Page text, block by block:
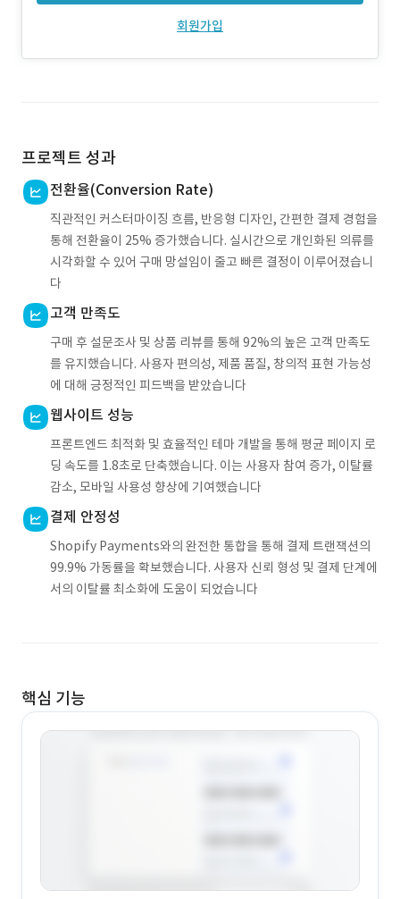
회원가입
프로젝트 성과
전환율(Conversion Rate)
직관적인 커스터마이징 흐름, 반응형 디자인, 간편한 결제 경험을
통해 전환율이 25% 증가했습니다. 실시간으로 개인화된 의류를
시각화할 수 있어 구매 망설임이 줄고 빠른 결정이 이루어졌습니
다
고객 만족도
구매 후 설문조사 및 상품 리뷰를 통해 92%의 높은 고객 만족도
를 유지했습니다. 사용자 편의성, 제품 품질, 창의적 표현 가능성
에 대해 긍정적인 피드백을 받았습니다
웹사이트 성능
프론트엔드 최적화 및 효율적인 테마 개발을 통해 평균 페이지 로
딩 속도를 1.8초로 단축했습니다. 이는 사용자 참여 증가, 이탈률
감소, 모바일 사용성 향상에 기여했습니다
결제 안정성
Shopify Payments와의 완전한 통합을 통해 결제 트랜잭션의
99.9% 가동률을 확보했습니다. 사용자 신뢰 형성 및 결제 단계에
서의 이탈률 최소화에 도움이 되었습니다
핵심 기능